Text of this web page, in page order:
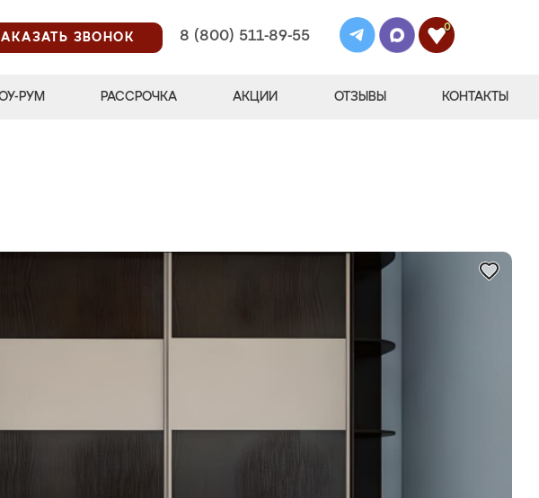
ЗВОНОК
8 (800) 511-89-55
0
РУМ РАССРОЧКА АКЦИИ ОТЗЫВЫ КОНТАКТЫ